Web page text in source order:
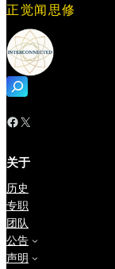
正觉闻思修
搜
索
Facebook X
关于
历史
专职
团队
公告
声明